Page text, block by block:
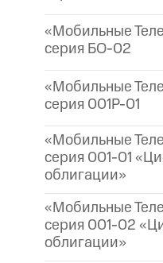
«Мобильные
серия БО-02
«Мобильные
серия 001P-01
«Мобильные
серия 001-01
облигации»
«Мобильные
серия 001-02
облигации»